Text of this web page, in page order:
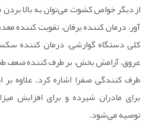
از دیگر خواص کشوث می‌توان به بالا بردن
آور، درمان کننده یرقان، تقویت کننده
کلی دستگاه گوارشی، درمان کننده
عروق، آرامش بخش، بر طرف کننده ضعف
طرف کنندگی صفرا اشاره کرد. علاوه
برای مادران شیرده و برای افزایش
توصیه می‌شود.